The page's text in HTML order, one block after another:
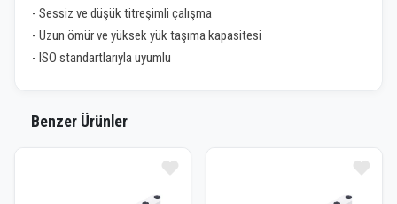
- Sessiz ve düşük titreşimli çalışma
- Uzun ömür ve yüksek yük taşıma kapasitesi
- ISO standartlarıyla uyumlu
Benzer Ürünler